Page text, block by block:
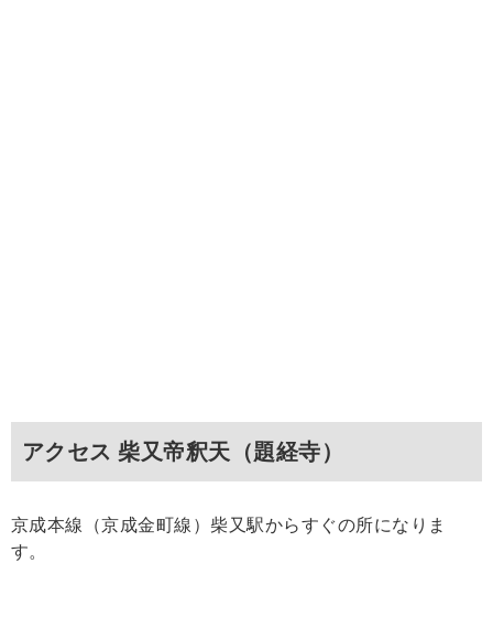
アクセス 柴又帝釈天（題経寺）
京成本線（京成金町線）柴又駅からすぐの所になりま
す。